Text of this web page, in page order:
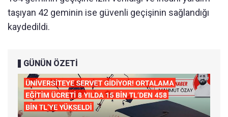
taşıyan 42 geminin ise güvenli geçişinin sağlandığı
kaydedildi.
GÜNÜN ÖZETİ